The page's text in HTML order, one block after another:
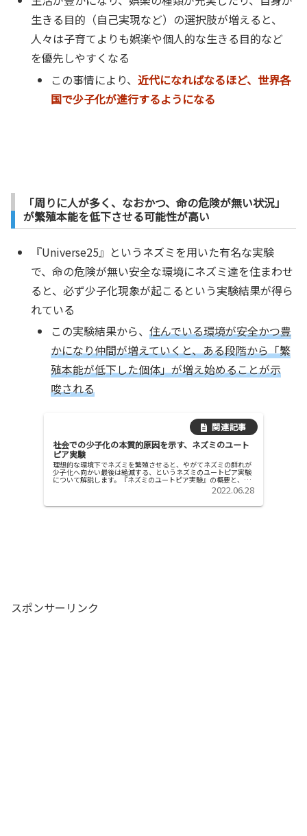
生きる目的（自己実現など）の選択肢が増えると、
人々は子育てよりも娯楽や個人的な生きる目的など
を優先しやすくなる
この事情により、近代になればなるほど、世界各
国で少子化が進行するようになる
「周りに人が多く、なおかつ、命の危険が無い状況」
が繁殖本能を低下させる可能性が高い
『Universe25』というネズミを用いた有名な実験
で、命の危険が無い安全な環境にネズミ達を住まわせ
ると、必ず少子化現象が起こるという実験結果が得ら
れている
この実験結果から、住んでいる環境が安全かつ豊
かになり仲間が増えていくと、ある段階から「繁
殖本能が低下した個体」が増え始めることが示
唆される
社会での少子化の本質的原因を示す、ネズミのユート
ピア実験
理想的な環境下でネズミを繁殖させると、やがてネズミの群れが
少子化へ向かい最後は絶滅する、というネズミのユートピア実験
について解説します。『ネズミのユートピア実験』の概要と、実
験結果本実験の、前提となる実験環境ネズミの「生存」「繁殖」
2022.06.28
スポンサーリンク